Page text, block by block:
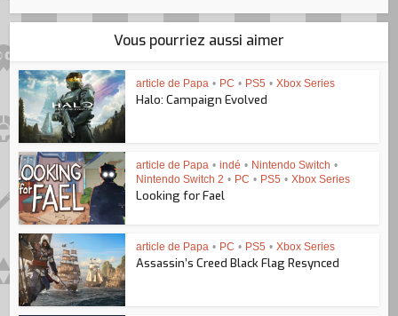
Vous pourriez aussi aimer
article de Papa • PC • PS5 • Xbox Series
Halo: Campaign Evolved
article de Papa • indé • Nintendo Switch •
Nintendo Switch 2 • PC • PS5 • Xbox Series
Looking for Fael
article de Papa • PC • PS5 • Xbox Series
Assassin’s Creed Black Flag Resynced